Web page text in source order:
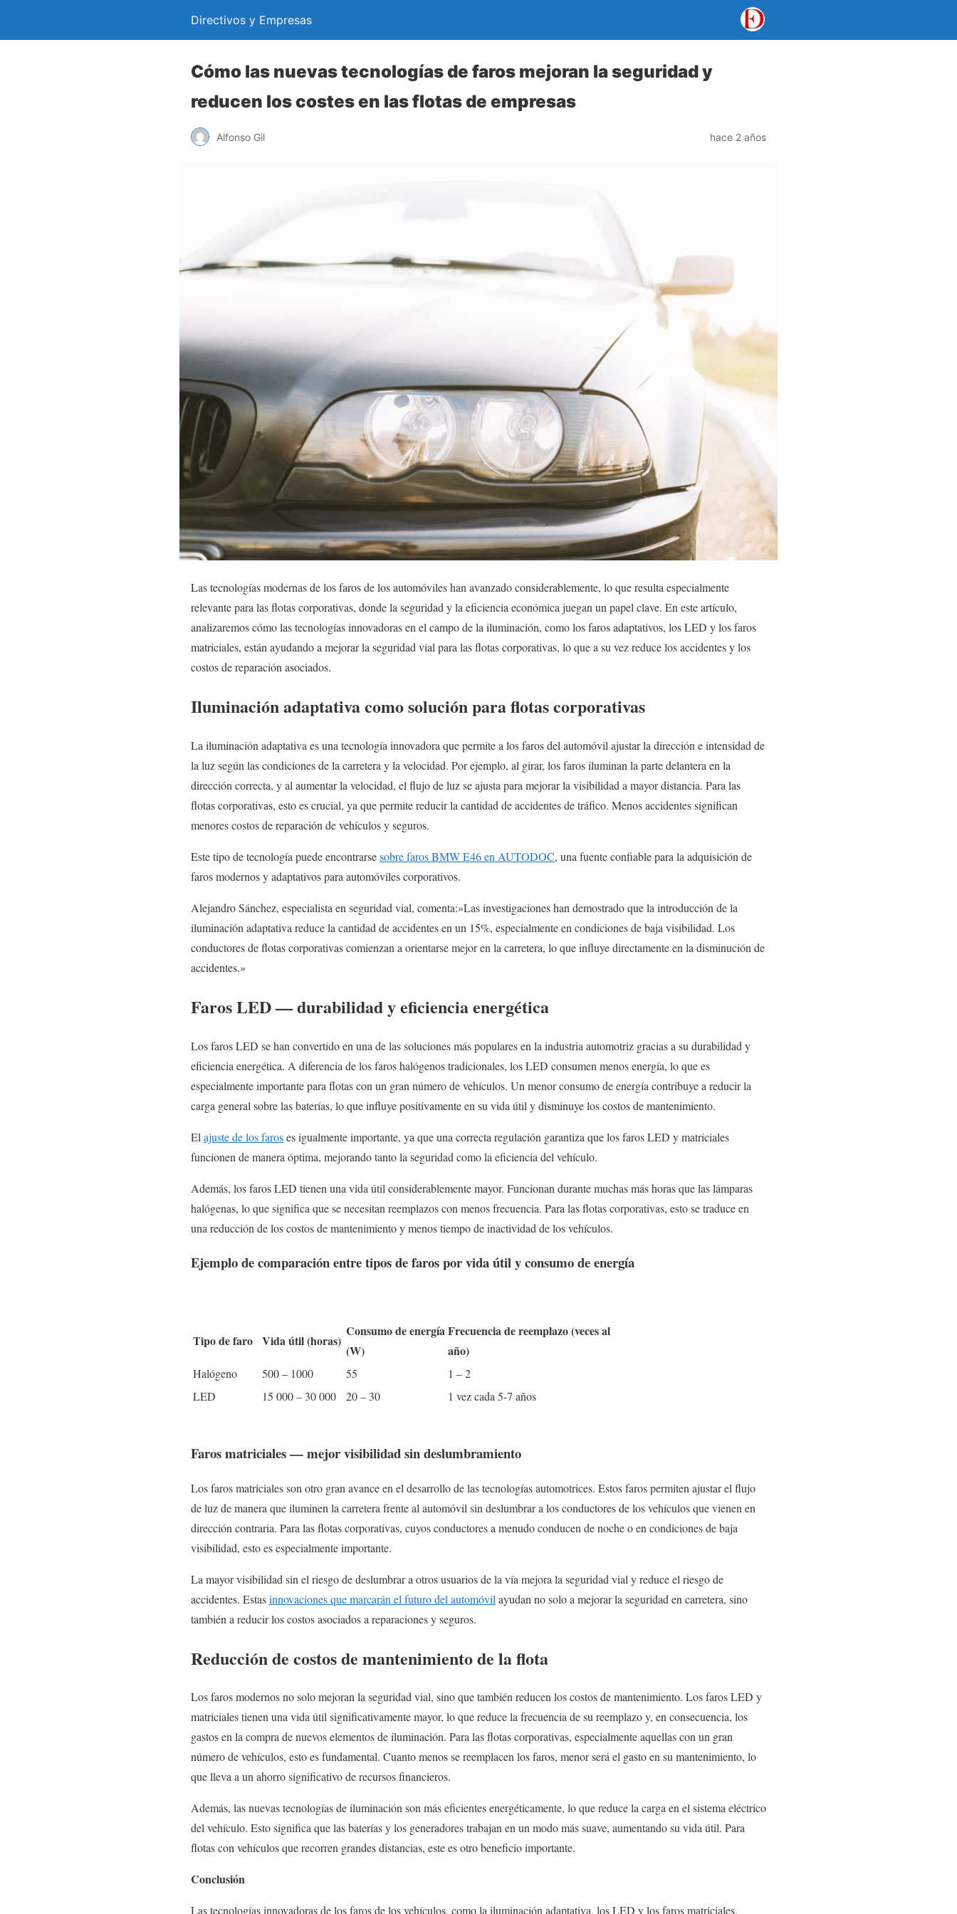
Directivos y Empresas
Cómo las nuevas tecnologías de faros mejoran la seguridad y
reducen los costes en las flotas de empresas
Alfonso Gil hace 2 años
Las tecnologías modernas de los faros de los automóviles han avanzado considerablemente, lo que resulta especialmente
relevante para las flotas corporativas, donde la seguridad y la eficiencia económica juegan un papel clave. En este artículo,
analizaremos cómo las tecnologías innovadoras en el campo de la iluminación, como los faros adaptativos, los LED y los faros
matriciales, están ayudando a mejorar la seguridad vial para las flotas corporativas, lo que a su vez reduce los accidentes y los
costos de reparación asociados.
Iluminación adaptativa como solución para flotas corporativas
La iluminación adaptativa es una tecnología innovadora que permite a los faros del automóvil ajustar la dirección e intensidad de
la luz según las condiciones de la carretera y la velocidad. Por ejemplo, al girar, los faros iluminan la parte delantera en la
dirección correcta, y al aumentar la velocidad, el flujo de luz se ajusta para mejorar la visibilidad a mayor distancia. Para las
flotas corporativas, esto es crucial, ya que permite reducir la cantidad de accidentes de tráfico. Menos accidentes significan
menores costos de reparación de vehículos y seguros.
Este tipo de tecnología puede encontrarsesobre faros BMW E46 en AUTODOC, una fuente confiable para la adquisición de
faros modernos y adaptativos para automóviles corporativos.
Alejandro Sánchez, especialista en seguridad vial, comenta:»Las investigaciones han demostrado que la introducción de la
iluminación adaptativa reduce la cantidad de accidentes en un 15%, especialmente en condiciones de baja visibilidad. Los
conductores de flotas corporativas comienzan a orientarse mejor en la carretera, lo que influye directamente en la disminución de
accidentes.»
Faros LED — durabilidad y eficiencia energética
Los faros LED se han convertido en una de las soluciones más populares en la industria automotriz gracias a su durabilidad y
eficiencia energética. A diferencia de los faros halógenos tradicionales, los LED consumen menos energía, lo que es
especialmente importante para flotas con un gran número de vehículos. Un menor consumo de energía contribuye a reducir la
carga general sobre las baterías, lo que influye positivamente en su vida útil y disminuye los costos de mantenimiento.
El ajuste de los faroses igualmente importante, ya que una correcta regulación garantiza que los faros LED y matriciales
funcionen de manera óptima, mejorando tanto la seguridad como la eficiencia del vehículo.
Además, los faros LED tienen una vida útil considerablemente mayor. Funcionan durante muchas más horas que las lámparas
halógenas, lo que significa que se necesitan reemplazos con menos frecuencia. Para las flotas corporativas, esto se traduce en
una reducción de los costos de mantenimiento y menos tiempo de inactividad de los vehículos.
Ejemplo de comparación entre tipos de faros por vida útil y consumo de energía
Tipo de faro Vida útil (horas)
Consumo de energía
(W)
Frecuencia de reemplazo (veces al
año)
Halógeno 500 – 1000 55
1 – 2
LED
15 000 – 30 000 20 – 30 1 vez cada 5-7 años
Faros matriciales — mejor visibilidad sin deslumbramiento
Los faros matriciales son otro gran avance en el desarrollo de las tecnologías automotrices. Estos faros permiten ajustar el flujo
de luz de manera que iluminen la carretera frente al automóvil sin deslumbrar a los conductores de los vehículos que vienen en
dirección contraria. Para las flotas corporativas, cuyos conductores a menudo conducen de noche o en condiciones de baja
visibilidad, esto es especialmente importante.
La mayor visibilidad sin el riesgo de deslumbrar a otros usuarios de la vía mejora la seguridad vial y reduce el riesgo de
accidentes. Estasinnovaciones que marcarán el futuro del automóvil ayudan no solo a mejorar la seguridad en carretera, sino
también a reducir los costos asociados a reparaciones y seguros.
Reducción de costos de mantenimiento de la flota
Los faros modernos no solo mejoran la seguridad vial, sino que también reducen los costos de mantenimiento. Los faros LED y
matriciales tienen una vida útil significativamente mayor, lo que reduce la frecuencia de su reemplazo y, en consecuencia, los
gastos en la compra de nuevos elementos de iluminación. Para las flotas corporativas, especialmente aquellas con un gran
número de vehículos, esto es fundamental. Cuanto menos se reemplacen los faros, menor será el gasto en su mantenimiento, lo
que lleva a un ahorro significativo de recursos financieros.
Además, las nuevas tecnologías de iluminación son más eficientes energéticamente, lo que reduce la carga en el sistema eléctrico
del vehículo. Esto significa que las baterías y los generadores trabajan en un modo más suave, aumentando su vida útil. Para
flotas con vehículos que recorren grandes distancias, este es otro beneficio importante.
Conclusión
Las tecnologías innovadoras de los faros de los vehículos, como la iluminación adaptativa, los LED y los faros matriciales,